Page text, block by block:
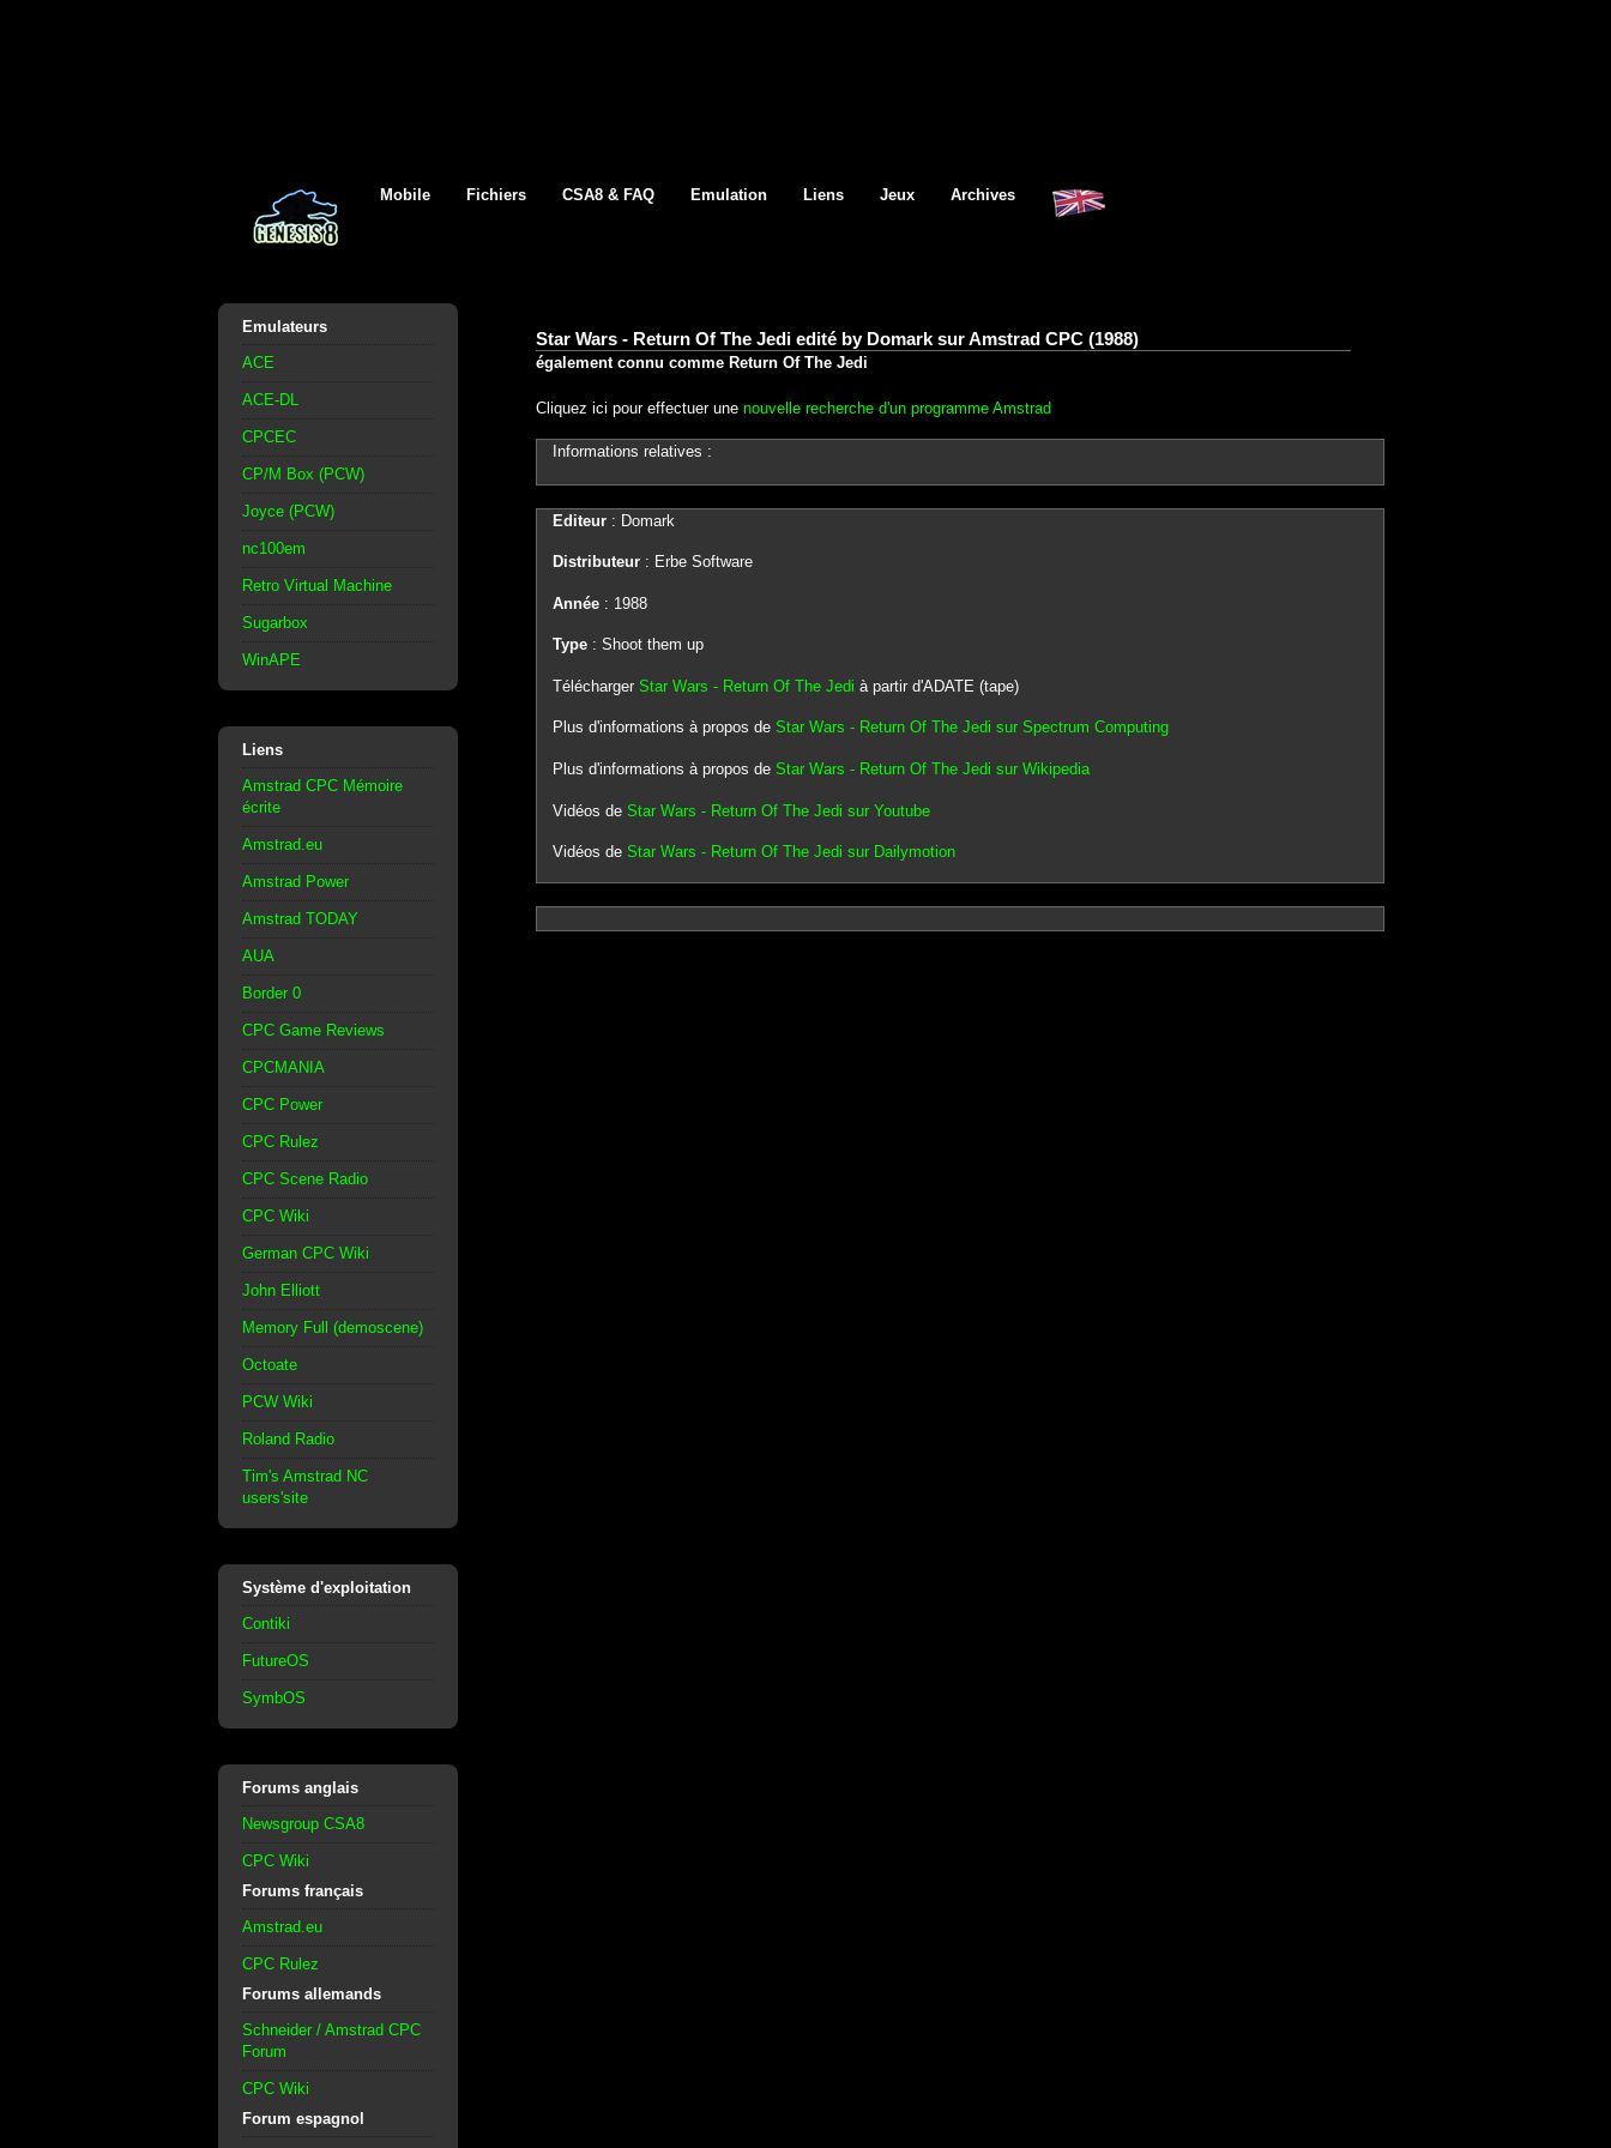
Mobile Fichiers CSA8 & FAQ Emulation Liens Jeux Archives
Emulateurs
ACE
ACE-DL
CPCEC
CP/M Box (PCW)
Joyce (PCW)
nc100em
Retro Virtual Machine
Sugarbox
WinAPE
Liens
Amstrad CPC Mémoire
écrite
Amstrad.eu
Amstrad Power
Amstrad TODAY
AUA
Border 0
CPC Game Reviews
CPCMANIA
CPC Power
CPC Rulez
CPC Scene Radio
CPC Wiki
German CPC Wiki
John Elliott
Memory Full (demoscene)
Octoate
PCW Wiki
Roland Radio
Tim's Amstrad NC
users'site
Système d'exploitation
Contiki
FutureOS
SymbOS
Forums anglais
Newsgroup CSA8
CPC Wiki
Forums français
Amstrad.eu
CPC Rulez
Forums allemands
Schneider / Amstrad CPC
Forum
CPC Wiki
Forum espagnol
Star Wars - Return Of The Jedi edité by Domark sur Amstrad CPC (1988)
également connu comme Return Of The Jedi
Cliquez ici pour effectuer une nouvelle recherche d'un programme Amstrad
Informations relatives :
Editeur: Domark
Distributeur : Erbe Software
Année: 1988
Type: Shoot them up
Télécharger Star Wars - Return Of The Jedi à partir d'ADATE (tape)
Plus d'informations à propos de Star Wars - Return Of The Jedi sur Spectrum Computing
Plus d'informations à propos de Star Wars - Return Of The Jedi sur Wikipedia
Vidéos de Star Wars - Return Of The Jedi sur Youtube
Vidéos de Star Wars - Return Of The Jedi sur Dailymotion